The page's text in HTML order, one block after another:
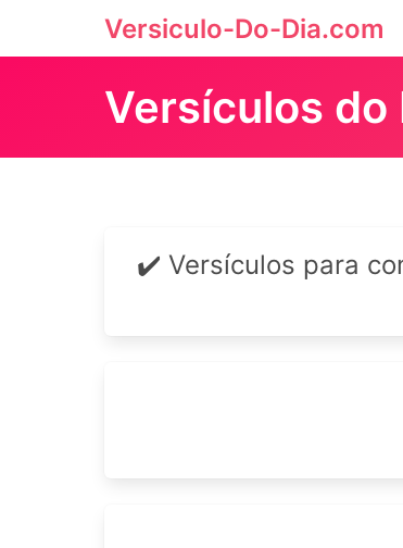
Versiculo-Do-Dia.com
Versículos do
✔️ Versículos para